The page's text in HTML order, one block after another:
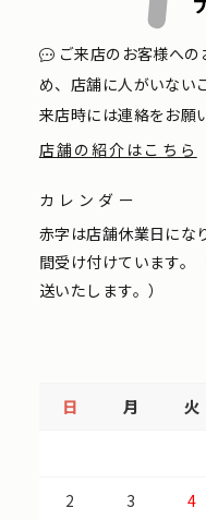
ご来店のお客様へ
め、店舗に人がいない
来店時には連絡をお願
店舗の紹介はこちら
カレンダー
赤字は店舗休業日にな
間受け付けています。
送いたします。）
日 月 火
2 3 4